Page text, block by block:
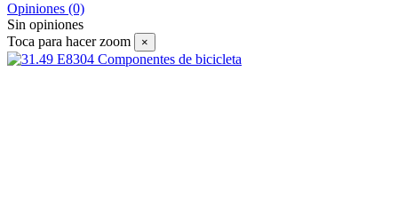
Opiniones (0)
Sin opiniones
Toca para hacer zoom
×